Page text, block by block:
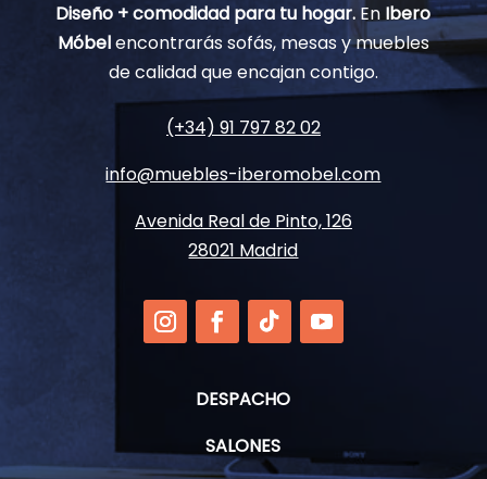
Diseño + comodidad para tu hogar. EnIbero
Móbelencontrarás sofás, mesas y muebles
de calidad que encajan contigo.
(+34) 91 797 82 02
info@muebles-iberomobel.com
Avenida Real de Pinto, 126
28021 Madrid
DESPACHO
SALONES